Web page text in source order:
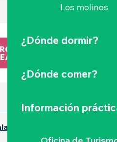
Los molinos
¿Dónde dormir?
¿Dónde comer?
Información
ENTRE SÈVRE
LA HAYE FO...
un error